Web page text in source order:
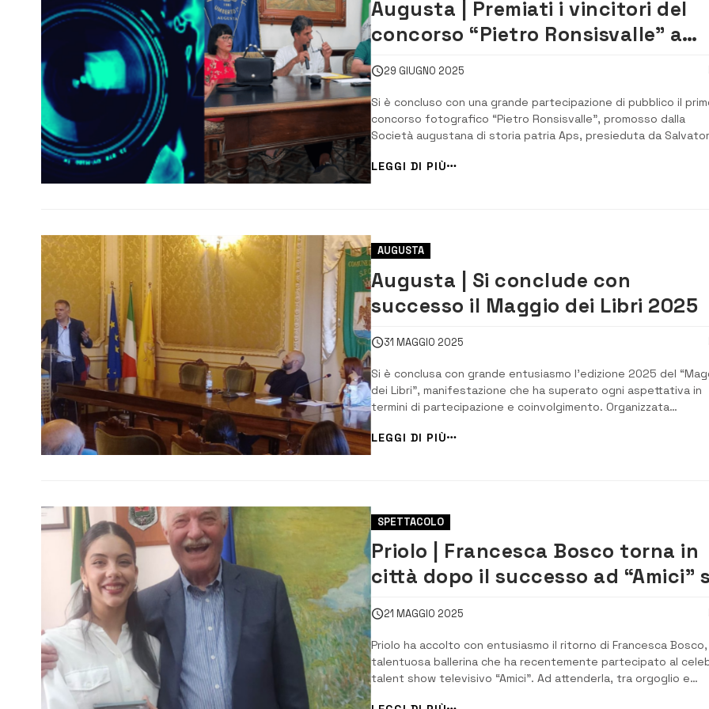
Augusta | Premiati i vincitori del
concorso “Pietro Ronsisvalle” a
cura della Società di storia patria
29 GIUGNO 2025
Si è concluso con una grande partecipazione di pubblico il
concorso fotografico “Pietro Ronsisvalle”, promosso dalla
Società augustana di storia patria Aps, presieduta da
Ronsisvalle e l’associazione filantropica liberale Umberto I,
guidata da Mimmo Di Franco. L’...
LEGGI DI PIÙ
AUGUSTA
Augusta | Si conclude con
successo il Maggio dei Libri 2025
31 MAGGIO 2025
Si è conclusa con grande entusiasmo l’edizione 2025 del
dei Libri”, manifestazione che ha superato ogni aspettativa in
termini di partecipazione e coinvolgimento. Organizzata
Territorio, l’iniziativa ha visto l’adesione attiva di scuole,
associazioni culturali, di volontariato ...
LEGGI DI PIÙ
SPETTACOLO
Priolo | Francesca Bosco torna in
città dopo il successo ad “Amici”
Canale 5
21 MAGGIO 2025
Priolo ha accolto con entusiasmo il ritorno di Francesca Bosco,
talentuosa ballerina che ha recentemente partecipato al
talent show televisivo “Amici”. Ad attenderla, tra orgoglio e
commozione, il sindaco Pippo Gianni, che ha voluto incontrarla